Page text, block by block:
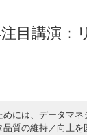
目講演：
には、データマ
質の維持／向上を